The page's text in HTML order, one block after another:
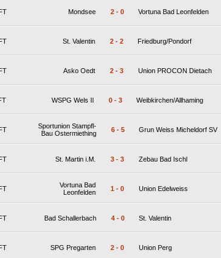
Mondsee 2 - 0 Vortuna Bad Leonfelden
St. Valentin 2 - 2 Friedburg/Pondorf
Asko Oedt 2 - 3 Union PROCON Dietach
WSPG Wels II 0 - 3 Weibkirchen/Allhaming
Sportunion Stampfl-
Bau Ostermiething
6 - 5 Grun Weiss Micheldorf SV
St. Martin i.M. 3 - 3 Zebau Bad Ischl
Vortuna Bad
Leonfelden
1 - 0 Union Edelweiss
Bad Schallerbach 4 - 0 St. Valentin
SPG Pregarten 2 - 0 Union Perg